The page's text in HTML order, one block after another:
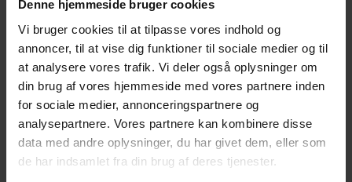
Denne hjemmeside bruger cookies
Vi bruger cookies til at tilpasse vores indhold og
annoncer, til at vise dig funktioner til sociale medier og til
at analysere vores trafik. Vi deler også oplysninger om
din brug af vores hjemmeside med vores partnere inden
for sociale medier, annonceringspartnere og
analysepartnere. Vores partnere kan kombinere disse
data med andre oplysninger, du har givet dem, eller som
de har indsamlet fra din brug af deres tjenester.
RE
A
D
M